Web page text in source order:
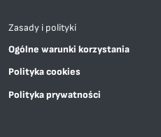
Zasady i polityki
Ogólne warunki korzystania
Polityka cookies
Polityka prywatności